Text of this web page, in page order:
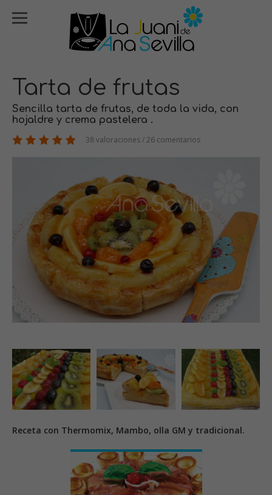
Tarta de frutas
Sencilla tarta de frutas, de toda la vida, con
hojaldre y crema pastelera .
38 valoraciones / 26 comentarios
Receta con Thermomix, Mambo, olla GM y tradicional.